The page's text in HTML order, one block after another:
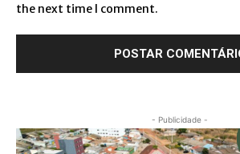
the next time I comment.
- Publicidade -